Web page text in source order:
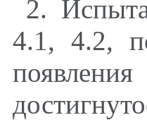
2.
4.1, 4.2,